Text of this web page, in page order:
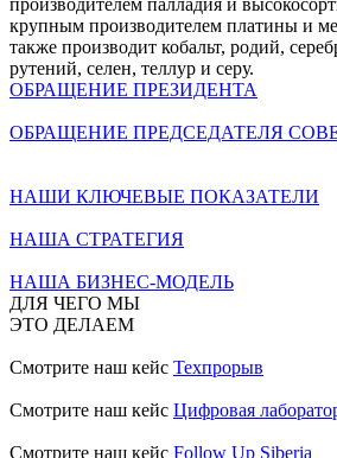
производителем палладия и
крупным производителем платины и
также производит кобальт, родий,
рутений, селен, теллур и серу.
ОБРАЩЕНИЕ ПРЕЗИДЕНТА
ОБРАЩЕНИЕ ПРЕДСЕДАТЕЛЯ
НАШИ КЛЮЧЕВЫЕ ПОКАЗАТЕЛИ
НАША СТРАТЕГИЯ
НАША БИЗНЕС-МОДЕЛЬ
ДЛЯ ЧЕГО МЫ
ЭТО ДЕЛАЕМ
Смотрите наш кейс Техпрорыв
Смотрите наш кейс Цифровая
Смотрите наш кейс Follow Up Siberia